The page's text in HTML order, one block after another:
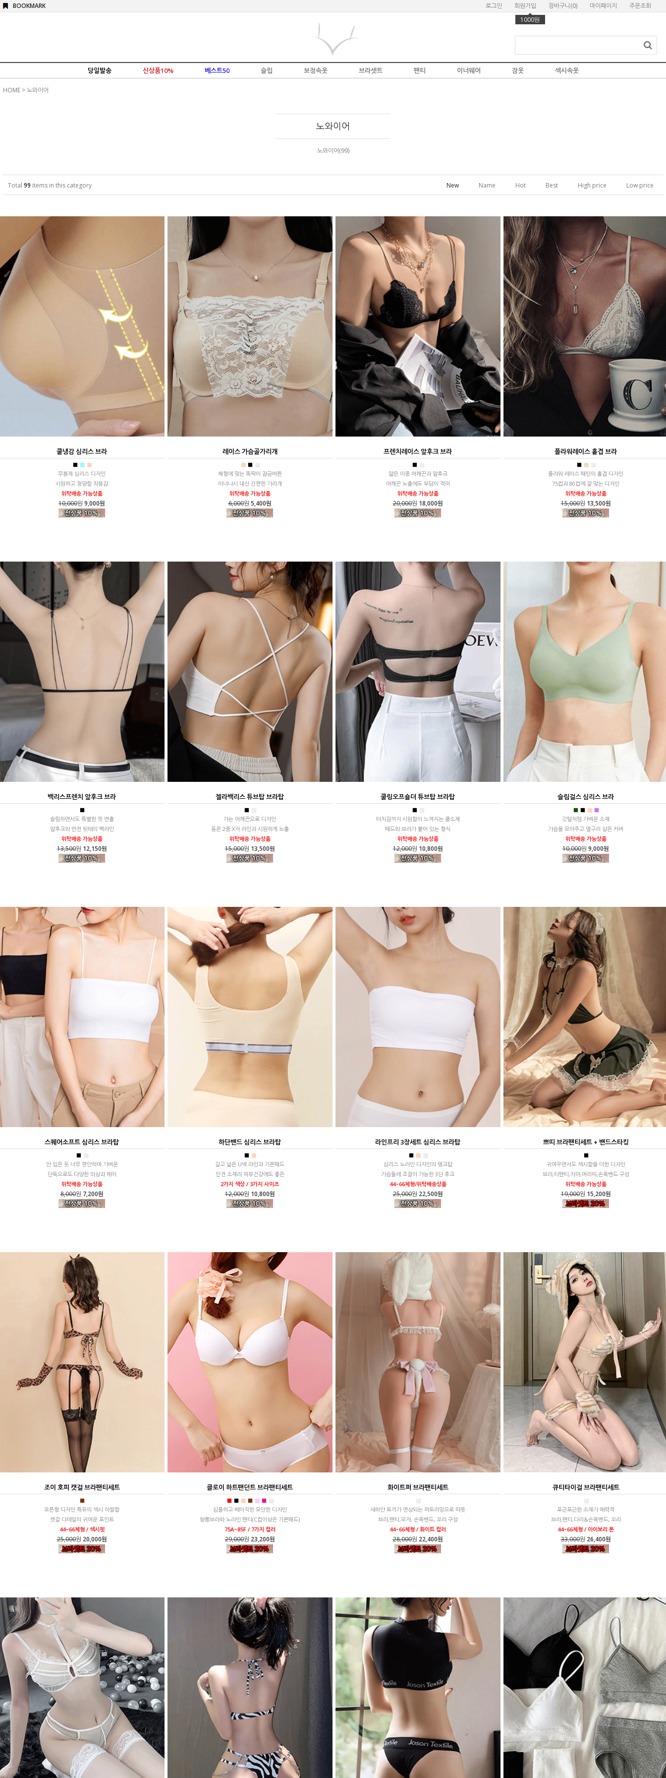
로그인
회원가입
1000원
장바구니(0) 마이페이지 주문조회
BOOKMARK
당일발송 신상품10% 베스트50 슬립 보정속옷 브라셋트 팬티 이너웨어 잠옷 섹시속옷
HOME>노와이어
노와이어
노와이어(99)
Total 99 items in this category New Name Hot Best High price Low price
쿨냉감 심리스 브라
■ ■ ■
무봉제 심리스 디자인
시원하고 청량함 착용감
위탁배송 가능상품
10,000원 9,000원
레이스 가슴골가리개
■ ■ ■
체형에 맞는 똑딱이 잠금버튼
이너나시 대신 간편한 가리개
위탁배송 가능상품
6,000원 5,400원
프렌치레이스 앞후크 브라
■ ■
얇은 이중 어깨끈과 앞후크
어깨끈 노출에도 부담이 적어
위탁배송 가능상품
20,000원 18,000원
플라워레이스 홑겹 브라
■ ■ ■
플라워 레이스 패턴의 홑겹 디자인
75컵과 80컵에 잘 맞는 디자인
위탁배송 가능상품
15,000원 13,500원
백리스프렌치 앞후크 브라
■
슬림하면서도 특별한 핏 연출
앞후크와 반전 뒷태의 백라인
위탁배송 가능상품
13,500원 12,150원
젤라백리스 튜브탑 브라탑
■ ■
가는 어깨끈으로 디자인
등은 2중 X자 라인과 시원하게 노출
위탁배송 가능상품
15,000원 13,500원
쿨링오프숄더 튜브탑 브라탑
■ ■
터치감까지 시원함이 느껴지는 쿨소재
패드와 브라가 붙어 있는 형식
위탁배송 가능상품
12,000원 10,800원
슬림걸스 심리스 브라
■ ■ ■ ■
깃털처럼 가벼운 소재
가슴을 모아주고 옆구리 살은 커버
위탁배송 가능상품
10,000원 9,000원
스퀘어소프트 심리스 브라탑
■ ■
안 입은 듯 너무 편안하며 가벼운
단독으로도 다양한 의상과 매치
위탁배송 가능상품
8,000원 7,200원
하단밴드 심리스 브라탑
■ ■
깊고 넓은 U넥 라인과 기본패드
인견 소재라 피부건강에도 좋은
2가지 색상 / 3가지 사이즈
12,000원 10,800원
라인프리 3장세트 심리스 브라탑
■ ■ ■
심리스 노라인 디자인의 탱크탑
가슴둘레 조절이 가능한 3단 후크
44~66체형/위탁배송상품
25,000원 22,500원
쁘띠 브라팬티세트 + 밴드스타킹
■
귀여우면서도 섹시함을 더한 디자인
브라,티팬티,치마,머리띠,손목밴드 구성
위탁배송 가능상품
19,000원 15,200원
조이 호피 캣걸 브라팬티세트
■
오픈형 디자인 특유의 섹시 아찔함
캣걸 디테일의 귀여운 포인트
44~66체형 / 섹시핏
25,000원 20,000원
클로이 하트팬던트 브라팬티세트
■ ■ ■ ■ ■ ■ ■
심플하고 베이직한 모던한 디자인
왕뽕브라와 노라인 팬티(C컵이상은 기본패드)
75A~85F / 7가지 컬러
29,000원 23,200원
화이트퍼 브라팬티세트
■
새하얀 토끼가 연상되는 퍼트리밍으로 따뜻
브라,팬티,모자, 손목밴드, 꼬리 구성
44~66체형 / 화이트 컬러
28,000원 22,400원
큐티타이걸 브라팬티세트
■
포근포근한 소재가 매력적
브라,팬티,다리&손목밴드, 꼬리
44~66체형 / 아이보리 톤
33,000원 26,400원